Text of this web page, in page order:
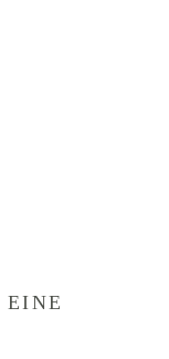
EINE